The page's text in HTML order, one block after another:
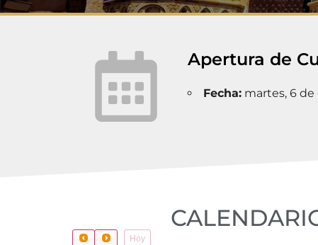
Apertura de
Fecha:martes, 6 de
Hoy